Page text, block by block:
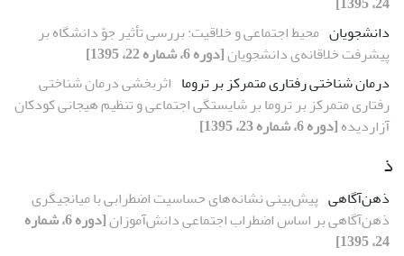
دانشجویان محیط اجتماعی و خلاقیت: بررسی تأثیر جوّ دانشگاه بر
پیشرفت خلاقانه‌ی دانشجویان[دوره 6، شماره 22، 1395]
درمان شناختی رفتاری متمرکز بر تروما اثربخشی درمان شناختی
رفتاری متمرکز بر تروما بر شایستگی اجتماعی و تنظیم هیجانی کودکان
آزاردیده[دوره 6، شماره 23، 1395]
ذ
ذهن‌آگاهی پیش‌بینی نشانه‌های حساسیت اضطرابی با میانجیگری
ذهن‌آگاهی بر اساس اضطراب اجتماعی دانش‌آموزان
[دوره 6، شماره
24، 1395]